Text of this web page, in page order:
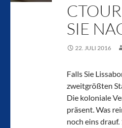
SIE
22. JULI 2016
Falls Sie
zweitgrößten
Die koloniale
präsent. Was
noch eins